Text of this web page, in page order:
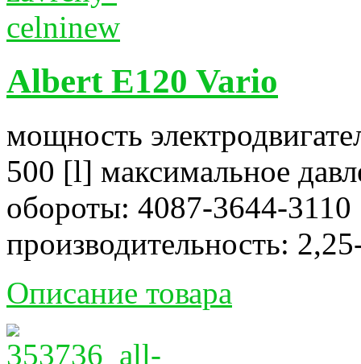
Albert E120 Vario
мощность
500 [l] максимальное
обороты: 4087-3644-
производительность:
Описание товара